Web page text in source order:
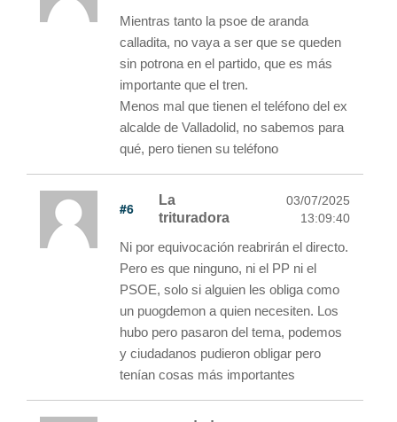
Mientras tanto la psoe de aranda
calladita, no vaya a ser que se queden
sin potrona en el partido, que es más
importante que el tren.
Menos mal que tienen el teléfono del ex
alcalde de Valladolid, no sabemos para
qué, pero tienen su teléfono
#6
La
trituradora
03/07/2025
13:09:40
Ni por equivocación reabrirán el directo.
Pero es que ninguno, ni el PP ni el
PSOE, solo si alguien les obliga como
un puogdemon a quien necesiten. Los
hubo pero pasaron del tema, podemos
y ciudadanos pudieron obligar pero
tenían cosas más importantes